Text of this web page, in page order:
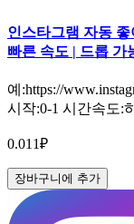
인스타그램 자동
빠른 속도 | 드롭 가
예:https://
시작:0-1 시간속도:
0.011₽
장바구니에 추가